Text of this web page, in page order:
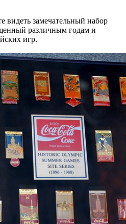
видеть замечательный набор
различным годам и
игр.